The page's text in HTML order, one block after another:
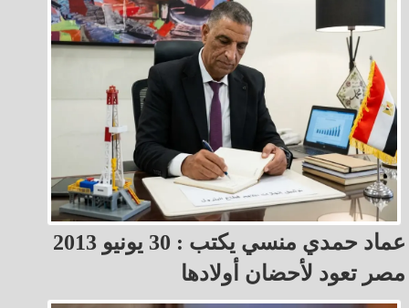
عماد حمدي منسي يكتب : 30 يونيو 2013
مصر تعود لأحضان أولادها